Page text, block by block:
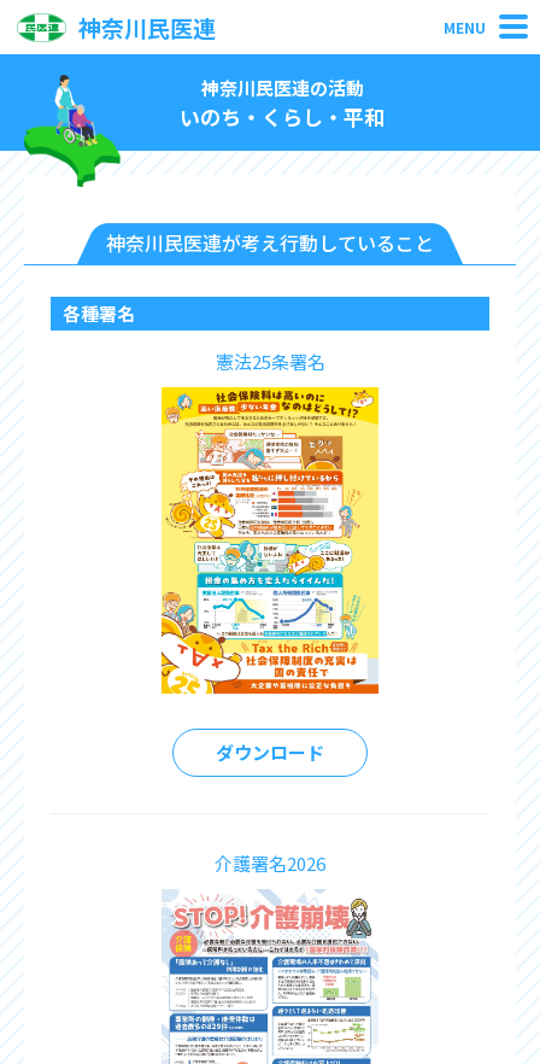
神奈川民医連 MENU
神奈川民医連の活動
いのち・くらし・平和
神奈川民医連が考え行動していること
各種署名
憲法25条署名
ダウンロード
介護署名2026